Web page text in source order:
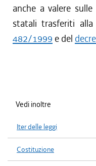
anche a valere
statali trasferiti alla
482/1999 e del
Vedi inoltre
Iter delle leggi
Costituzione